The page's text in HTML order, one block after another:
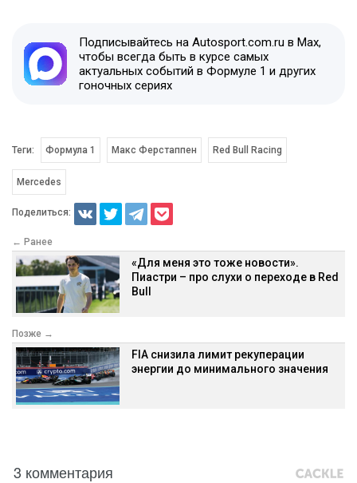
Подписывайтесь на Autosport.com.ru в Max,
чтобы всегда быть в курсе самых
актуальных событий в Формуле 1 и других
гоночных сериях
Теги: Формула 1 Макс Ферстаппен Red Bull Racing
Mercedes
Поделиться:
← Ранее
«Для меня это тоже новости».
Пиастри – про слухи о переходе в Red
Bull
Позже →
FIA снизила лимит рекуперации
энергии до минимального значения
3 комментария